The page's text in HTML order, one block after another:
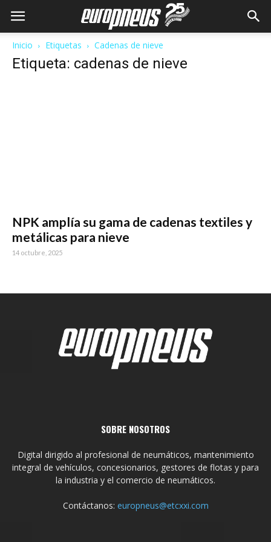
Inicio Etiquetas Cadenas de nieve
Etiqueta: cadenas de nieve
NPK amplía su gama de cadenas textiles y
metálicas para nieve
14 octubre, 2025
SOBRE NOSOTROS
Digital dirigido al profesional de neumáticos, mantenimiento
integral de vehículos, concesionarios, gestores de flotas y para
la industria y el comercio de neumáticos.
Contáctanos: europneus@etcxxi.com